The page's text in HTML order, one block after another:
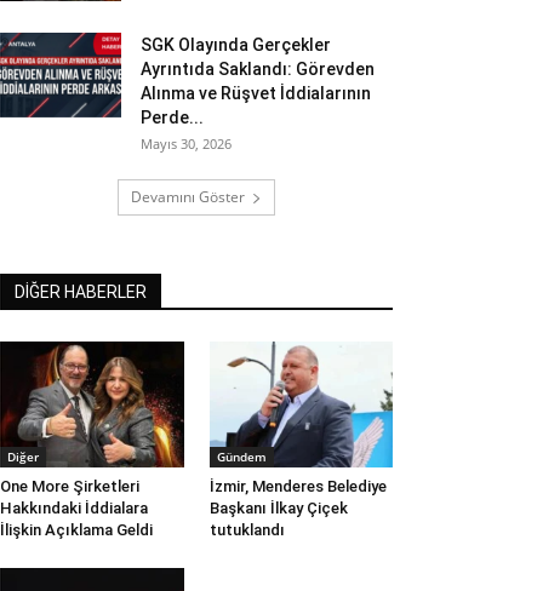
SGK Olayında Gerçekler
Ayrıntıda Saklandı: Görevden
Alınma ve Rüşvet İddialarının
Perde...
Mayıs 30, 2026
Devamını Göster
DİĞER HABERLER
Diğer
One More Şirketleri
Hakkındaki İddialara
İlişkin Açıklama Geldi
Gündem
İzmir, Menderes Belediye
Başkanı İlkay Çiçek
tutuklandı